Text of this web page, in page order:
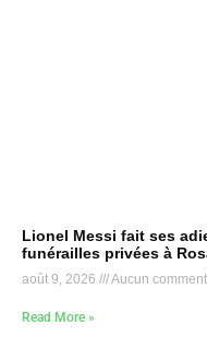
Lionel Messi fait ses
funérailles privées à
août 9, 2026 Aucun
Read More »